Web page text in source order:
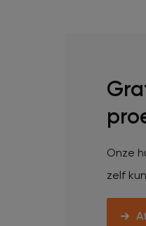
Onze
zelf
Bij jou in de buurt